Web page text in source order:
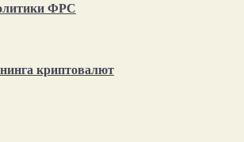
ФРС
криптовалют